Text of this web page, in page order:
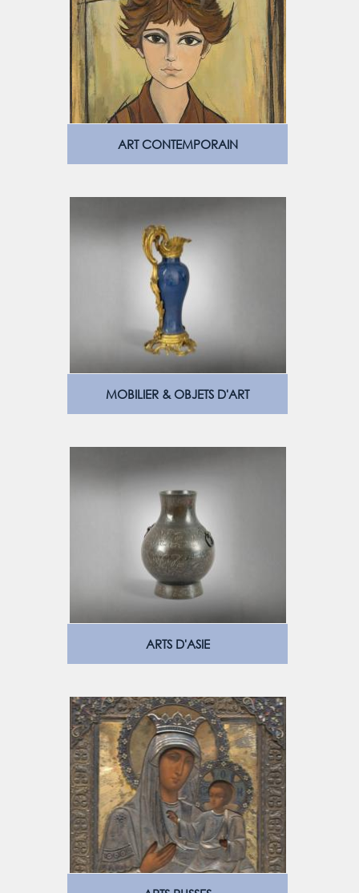
ART CONTEMPORAIN
MOBILIER & OBJETS D'ART
ARTS D'ASIE